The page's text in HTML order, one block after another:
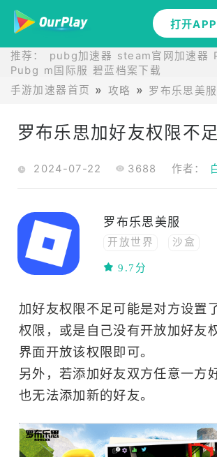
打开APP
推荐： pubg加速器 steam官网加速器
Pubg m国际服 碧蓝档案下载
手游加速器首页
攻略 罗布乐思美
罗布乐思加好友权限不足
2024-07-22 3688 作者：
罗布乐思美服
开放世界
沙盒
休闲
单人
9.7分
加好友权限不足可能是对方设置
权限，或是自己没有开放加好友
界面开放该权限即可。
另外，若添加好友双方任意一方
也无法添加新的好友。